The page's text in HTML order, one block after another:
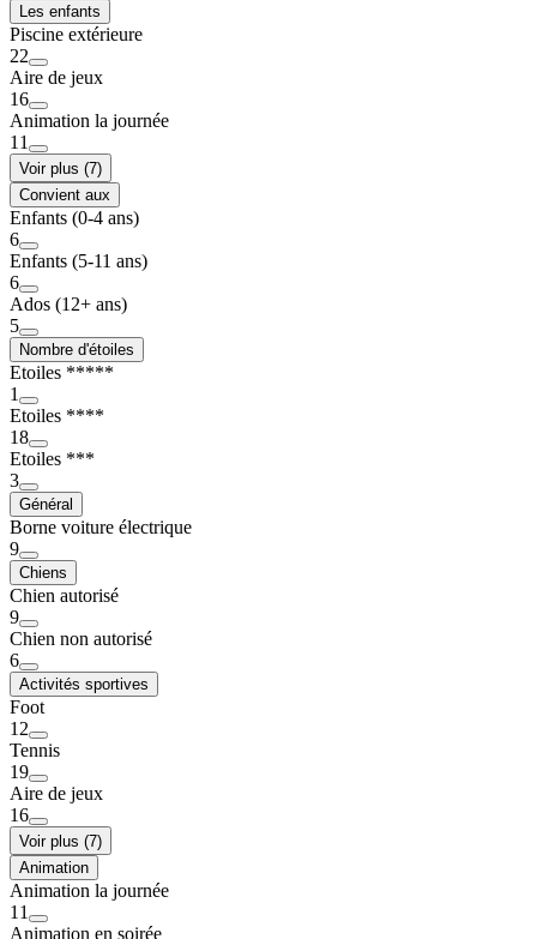
Les enfants
Piscine extérieure
22
Aire de jeux
16
Animation la journée
11
Voir plus (7)
Convient aux
Enfants (0-4 ans)
6
Enfants (5-11 ans)
6
Ados (12+ ans)
5
Nombre d'étoiles
Etoiles *****
1
Etoiles ****
18
Etoiles ***
3
Général
Borne voiture électrique
9
Chiens
Chien autorisé
9
Chien non autorisé
6
Activités sportives
Foot
12
Tennis
19
Aire de jeux
16
Voir plus (7)
Animation
Animation la journée
11
Animation en soirée